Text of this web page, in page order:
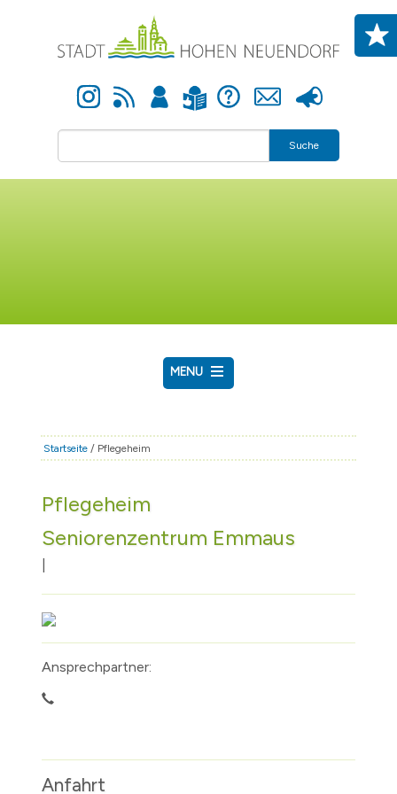
Instagram Newsfeed Anmelden Leichte Sprache Hilfe Kontakt Presse
Suche
MENU
RATHAUS & POLITIK
FAMILIE & BILDUNG
TOURISMUS
Startseite / Pflegeheim
Pflegeheim
Seniorenzentrum Emmaus
Ansprechpartner:
Anfahrt